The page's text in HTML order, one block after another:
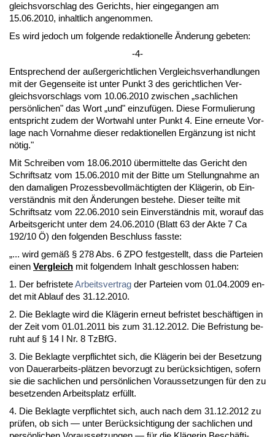
gleichs­vor­schlag des Ge­richts, hier ein­ge­gan­gen am
15.06.2010, in­halt­lich an­ge­nom­men.
Es wird je­doch um fol­gen­de re­dak­tio­nel­le Ände­rung ge­be­ten:
-4-
Ent­spre­chend der außer­ge­richt­li­chen Ver­gleichs­ver­hand­lun­gen
mit der Ge­gen­sei­te ist un­ter Punkt 3 des ge­richt­li­chen Ver­
gleichs­vor­schlags vom 10.06.2010 zwi­schen „sach­li­chen
persönli­chen" das Wort „und" ein­zufügen. Die­se For­mu­lie­rung
ent­spricht zu­dem der Wort­wahl un­ter Punkt 4. Ei­ne er­neu­te Vor­
la­ge nach Vor­nah­me die­ser re­dak­tio­nel­len Ergänzung ist nicht
nötig."
Mit Schrei­ben vom 18.06.2010 über­mit­tel­te das Ge­richt den
Schrift­satz vom 15.06.2010 mit der Bit­te um Stel­lung­nah­me an
den da­ma­li­gen Pro­zess­be­vollmäch­tig­ten der Kläge­rin, ob Ein­
verständ­nis mit den Ände­run­gen be­ste­he. Die­ser teil­te mit
Schrift­satz vom 22.06.2010 sein Ein­verständ­nis mit, wor­auf das
Ar­beits­ge­richt un­ter dem 24.06.2010 (Blatt 63 der Ak­te 7 Ca
192/10 Ö) den fol­gen­den Be­schluss fass­te:
„... wird gemäß § 278 Abs. 6 ZPO fest­ge­stellt, dass die Par­tei­en
ei­nen Ver­gleich mit fol­gen­dem In­halt ge­schlos­sen ha­ben:
1. Der be­fris­te­teAr­beits­ver­trag der Par­tei­en vom 01.04.2009 en­
det mit Ab­lauf des 31.12.2010.
2. Die Be­klag­te wird die Kläge­rin er­neut be­fris­tet beschäfti­gen in
der Zeit vom 01.01.2011 bis zum 31.12.2012. Die Be­fris­tung be­
ruht auf § 14 I Nr. 8 Tz­B­fG.
3. Die Be­klag­te ver­pflich­tet sich, die Kläge­rin bei der Be­set­zung
von Dau­er­ar­beits-plätzen be­vor­zugt zu berück­sich­ti­gen, so­fern
sie die sach­li­chen und persönli­chen Vor­aus­set­zun­gen für den zu
be­set­zen­den Ar­beits­platz erfüllt.
4. Die Be­klag­te ver­pflich­tet sich, auch nach dem 31.12.2012 zu
prüfen, ob sich — un­ter Berück­sich­ti­gung der sach­li­chen und